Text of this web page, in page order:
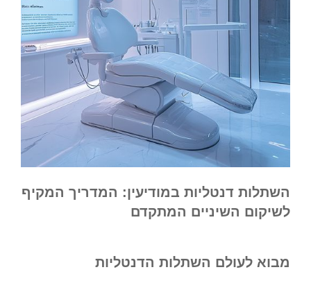
השתלות דנטליות במודיעין: המדריך המקיף
לשיקום השיניים המתקדם
מבוא לעולם השתלות הדנטליות